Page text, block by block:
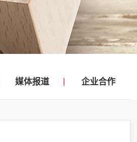
媒体报道 企业合作